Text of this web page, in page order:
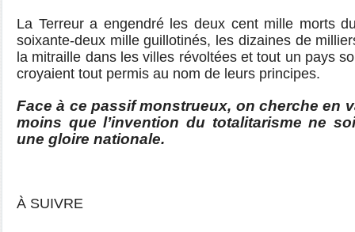
La Terreur a engendré les deux cent mille morts
soixante-deux mille guillotinés, les dizaines de
la mitraille dans les villes révoltées et tout un pays
croyaient tout permis au nom de leurs principes.
Face à ce passif monstrueux, on cherche en
moins que l’invention du totalitarisme ne
une gloire nationale.
À SUIVRE